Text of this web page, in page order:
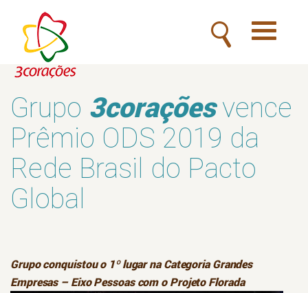
Toggle
navigation
Grupo 3coraçõesvence
Prêmio ODS 2019 da
Rede Brasil do Pacto
Global
Grupo conquistou o 1º lugar na Categoria Grandes
Empresas – Eixo Pessoas com o Projeto Florada